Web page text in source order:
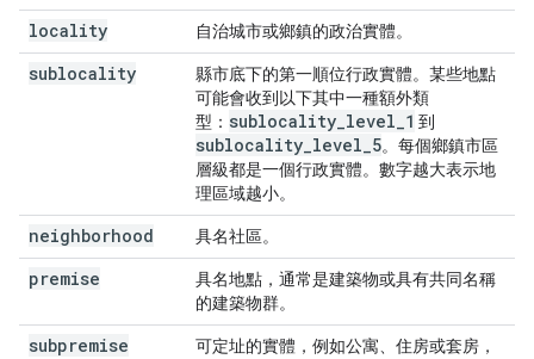
locality 自治城市或鄉鎮的政治實體。
sublocality
縣市底下的第一順位行政實體。某些地點
可能會收到以下其中一種額外類
型： sublocality level 1 到
sublocality level 5。每個鄉鎮市區
層級都是一個行政實體。數字越大表示地
理區域越小。
neighborhood 具名社區。
premise
具名地點，通常是建築物或具有共同名稱
的建築物群。
subpremise
可定址的實體，例如公寓、住房或套房，